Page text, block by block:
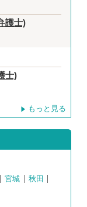
護士)
士)
もっと見る
宮城
秋田